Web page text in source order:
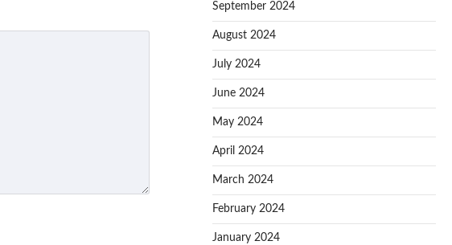
September 2024
August 2024
July 2024
June 2024
May 2024
April 2024
March 2024
February 2024
January 2024